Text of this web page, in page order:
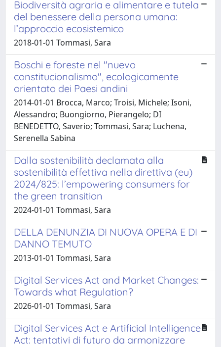
Biodiversità agraria e alimentare e tutela
del benessere della persona umana:
l’approccio ecosistemico
2018-01-01 Tommasi, Sara
Boschi e foreste nel "nuevo
constitucionalismo", ecologicamente
orientato dei Paesi andini
2014-01-01 Brocca, Marco; Troisi, Michele; Isoni,
Alessandro; Buongiorno, Pierangelo; DI
BENEDETTO, Saverio; Tommasi, Sara; Luchena,
Serenella Sabina
Dalla sostenibilità declamata alla
sostenibilità effettiva nella direttiva (eu)
2024/825: l’empowering consumers for
the green transition
2024-01-01 Tommasi, Sara
DELLA DENUNZIA DI NUOVA OPERA E DI
DANNO TEMUTO
2013-01-01 Tommasi, Sara
Digital Services Act and Market Changes:
Towards what Regulation?
2026-01-01 Tommasi, Sara
Digital Services Act e Artificial Intelligence
Act: tentativi di futuro da armonizzare